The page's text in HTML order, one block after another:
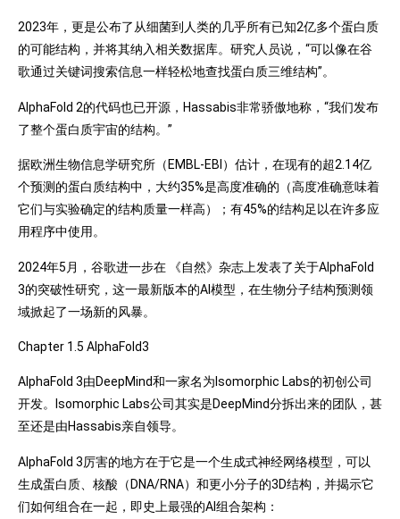
2023年，更是公布了从细菌到人类的几乎所有已知2亿多个蛋白质
的可能结构，并将其纳入相关数据库。研究人员说，“可以像在谷
歌通过关键词搜索信息一样轻松地查找蛋白质三维结构”。
AlphaFold 2的代码也已开源，Hassabis非常骄傲地称，“我们发布
了整个蛋白质宇宙的结构。”
据欧洲生物信息学研究所（EMBL-EBI）估计，在现有的超2.14亿
个预测的蛋白质结构中，大约35%是高度准确的（高度准确意味着
它们与实验确定的结构质量一样高）；有45%的结构足以在许多应
用程序中使用。
2024年5月，谷歌进一步在 《自然》杂志上发表了关于AlphaFold
3的突破性研究，这一最新版本的AI模型，在生物分子结构预测领
域掀起了一场新的风暴。
Chapter 1.5 AlphaFold3
AlphaFold 3由DeepMind和一家名为Isomorphic Labs的初创公司
开发。Isomorphic Labs公司其实是DeepMind分拆出来的团队，甚
至还是由Hassabis亲自领导。
AlphaFold 3厉害的地方在于它是一个生成式神经网络模型，可以
生成蛋白质、核酸（DNA/RNA）和更小分子的3D结构，并揭示它
们如何组合在一起，即史上最强的AI组合架构：